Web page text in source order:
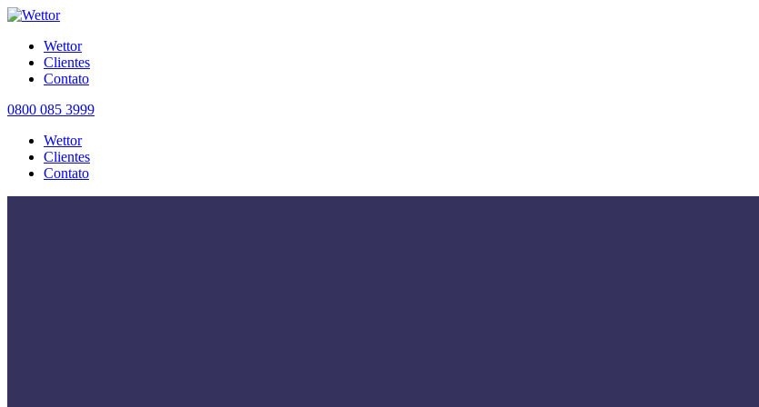
Wettor
Clientes
Contato
0800 085 3999
Wettor
Clientes
Contato